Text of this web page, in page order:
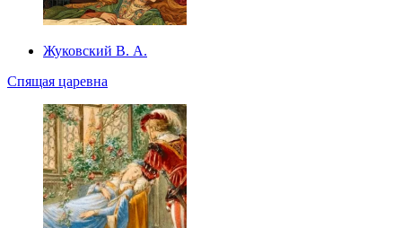
Жуковский В. А.
Спящая царевна